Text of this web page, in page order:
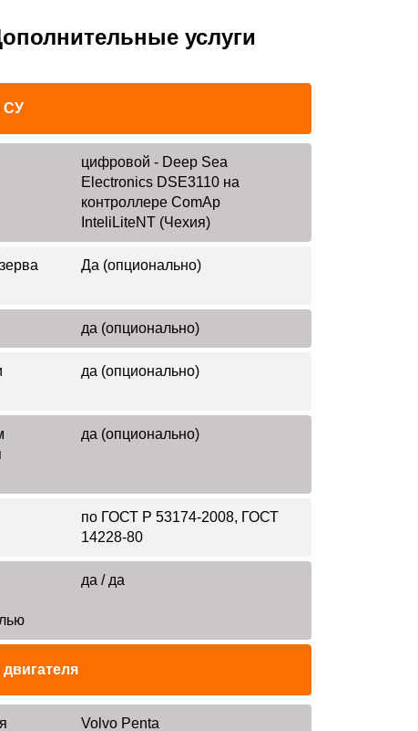
СУ
цифровой - Deep Sea
Electronics DSE3110 на
контроллере ComAp
InteliLiteNT (Чехия)
Да (опционально)
да (опционально)
да (опционально)
да (опционально)
по ГОСТ Р 53174-2008, ГОСТ
14228-80
да / да
Volvo Penta
услуги